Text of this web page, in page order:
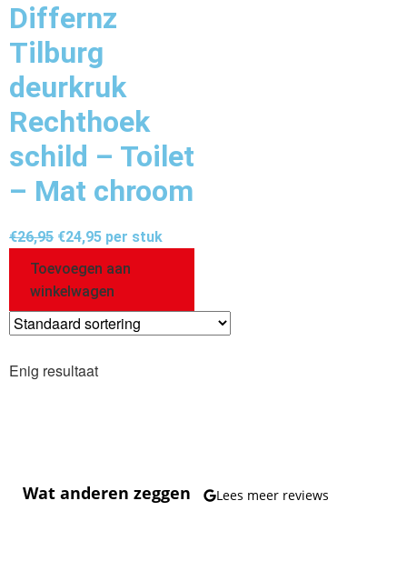
Differnz
Tilburg
deurkruk
Rechthoek
schild – Toilet
– Mat chroom
€26,95 €24,95 per stuk
Toevoegen aan
winkelwagen
Enig resultaat
Wat anderen zeggen Lees meer reviews